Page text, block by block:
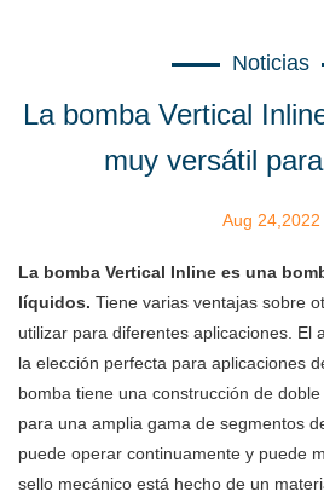
Noticias
La bomba Vertical
muy versátil
Aug 24,2022
La bomba Vertical Inline es una
líquidos. Tiene varias ventajas sobre
utilizar para diferentes aplicaciones. El
la elección perfecta para aplicaciones
bomba tiene una construcción de
para una amplia gama de segmentos
puede operar continuamente y puede
sello mecánico está hecho de un